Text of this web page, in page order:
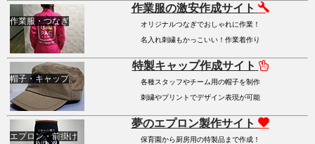
作業服・つなぎ
作業服の激安作成サイト
オリジナルつなぎでおしゃれに作業！
名入れ刺繍もかっこいい！作業着作り
帽子・キャップ
特製キャップ作成サイト
各種スタッフやチーム用の帽子を制作
刺繍やプリントでデザイン表現が可能
エプロン・前掛け
夢のエプロン製作サイト
保育園から厨房用の特製品まで作成！